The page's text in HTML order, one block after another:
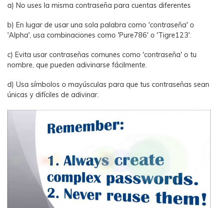
a) No uses la misma contraseña para cuentas diferentes
b) En lugar de usar una sola palabra como 'contraseña' o
'Alpha', usa combinaciones como 'Pure786' o 'Tigre123'.
c) Evita usar contraseñas comunes como 'contraseña' o tu
nombre, que pueden adivinarse fácilmente.
d) Usa símbolos o mayúsculas para que tus contraseñas sean
únicas y difíciles de adivinar.